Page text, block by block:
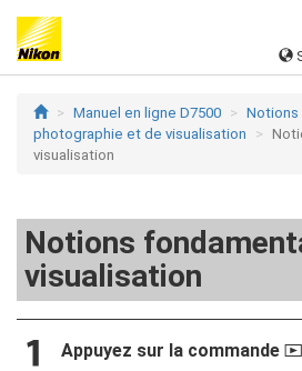
Manuel en ligne D7500
Notions
photographie et de visualisation
visualisation
Notions
visualisation
Appuyez sur la commande K